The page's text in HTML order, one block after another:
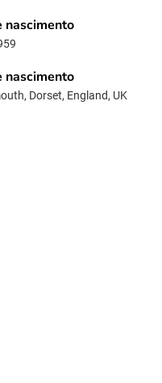
nascimento
nascimento
Dorset, England, UK